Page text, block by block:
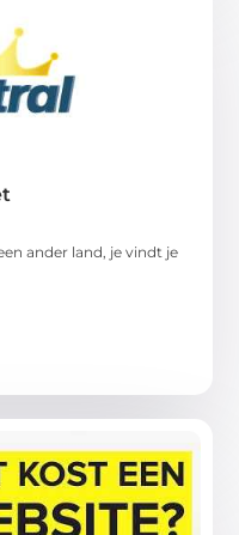
ander land, je vindt je